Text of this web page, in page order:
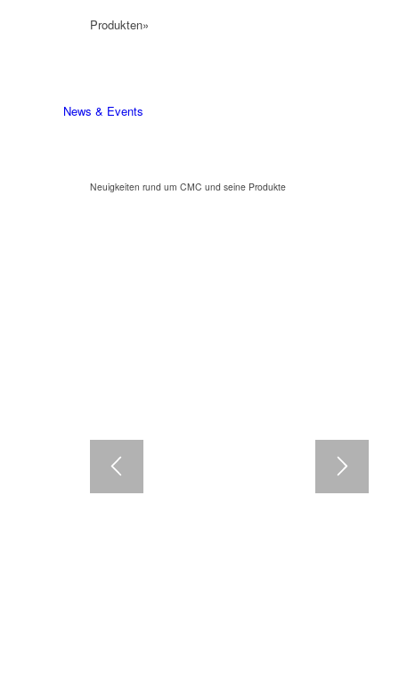
Produkten»
News & Events
Neuigkeiten rund um CMC und seine Produkte